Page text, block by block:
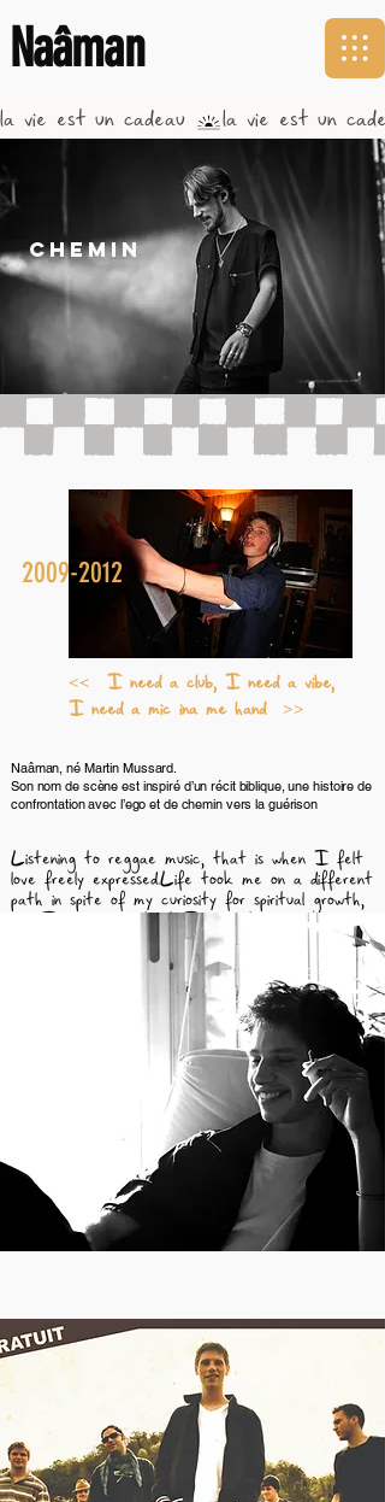
la vie est un cadeau
Naâman
CHEMIN
2009-2012
<< I need a club, I need a vibe,
I need a mic ina me hand >>
Naâman, né Martin Mussard.
Son nom de scène est inspiré d’un récit biblique, une histoire de
confrontation avec l’ego et de chemin vers la guérison
Listening to reggae music, that is when I felt
love freely expressed.Life took me on a different
path in spite of my curiosity for spiritual growth,
and I discovered that I did not need any
religion to have a talk with God